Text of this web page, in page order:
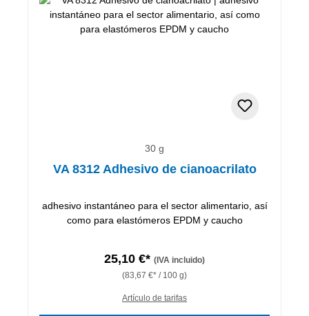
30 g
VA 8312 Adhesivo de cianoacrilato
adhesivo instantáneo para el sector alimentario, así
como para elastómeros EPDM y caucho
25,10 €* (IVA incluido)
(83,67 €* / 100 g)
Artículo de tarifas